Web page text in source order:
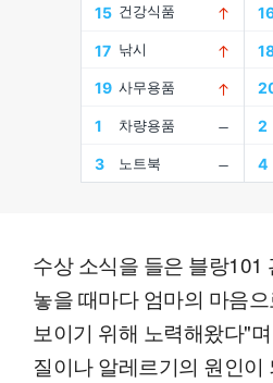
수상 소식을 들은 블랑101
놓을 때마다 엄마의 마음
보이기 위해 노력해왔다"
질이나 알레르기의 원인이